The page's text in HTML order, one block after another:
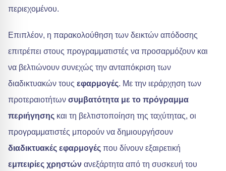
περιεχομένου.
Επιπλέον, η παρακολούθηση των δεικτών απόδοσης
επιτρέπει στους προγραμματιστές να προσαρμόζουν και
να βελτιώνουν συνεχώς την ανταπόκριση των
διαδικτυακών τους εφαρμογές. Με την ιεράρχηση των
προτεραιοτήτων συμβατότητα με το πρόγραμμα
περιήγησης και τη βελτιστοποίηση της ταχύτητας, οι
προγραμματιστές μπορούν να δημιουργήσουν
διαδικτυακές εφαρμογές που δίνουν εξαιρετική
εμπειρίες χρηστών ανεξάρτητα από τη συσκευή του